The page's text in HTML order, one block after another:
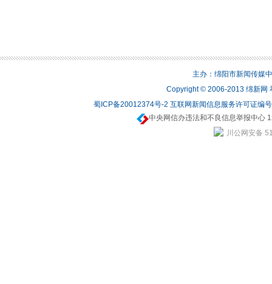
主办：绵阳市新闻传媒
Copyright © 2006-2013 绵新网
蜀ICP备20012374号-2 互联网新闻信息服务许可证编
中央网信办违法和不良信息举报中心
川公网安备